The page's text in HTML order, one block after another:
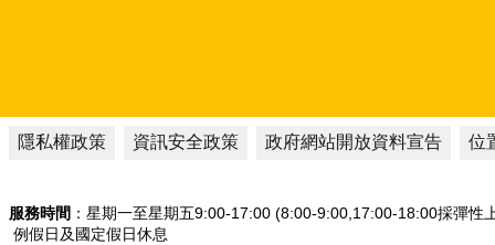
隱私權政策 資訊安全政策 政府網站開放資料宣告 位
服務時間 ：星期一至星期五9:00-17:00 (8:00-9:00,17:00-18:00採彈性
例假日及國定假日休息